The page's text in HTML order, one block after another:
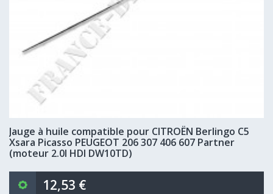
Jauge à huile compatible pour CITROËN Berlingo C5
Xsara Picasso PEUGEOT 206 307 406 607 Partner
(moteur 2.0l HDI DW10TD)
12,53 €